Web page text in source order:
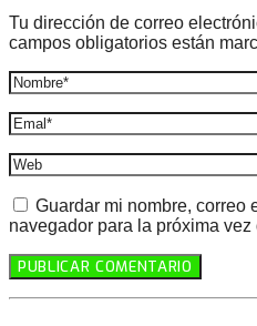
Tu dirección de correo
campos obligatorios están
Guardar mi nombre, correo
navegador para la próxima